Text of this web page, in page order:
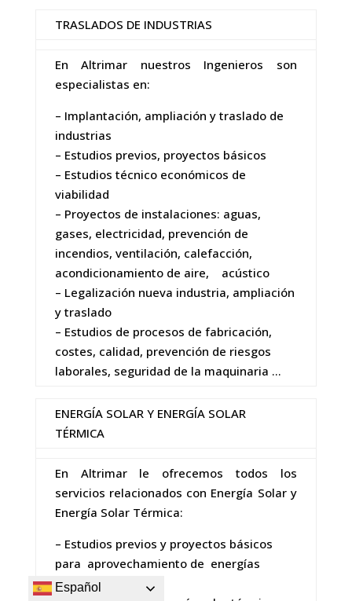
TRASLADOS DE INDUSTRIAS
En Altrimar nuestros Ingenieros son
especialistas en:
– Implantación, ampliación y traslado de
industrias
– Estudios previos, proyectos básicos
– Estudios técnico económicos de
viabilidad
– Proyectos de instalaciones: aguas,
gases, electricidad, prevención de
incendios, ventilación, calefacción,
acondicionamiento de aire, acústico
– Legalización nueva industria, ampliación
y traslado
– Estudios de procesos de fabricación,
costes, calidad, prevención de riesgos
laborales, seguridad de la maquinaria …
ENERGÍA SOLAR Y ENERGÍA SOLAR
TÉRMICA
En Altrimar le ofrecemos todos los
servicios relacionados con Energía Solar y
Energía Solar Térmica:
– Estudios previos y proyectos básicos
para aprovechamiento de energías
renovables
Español